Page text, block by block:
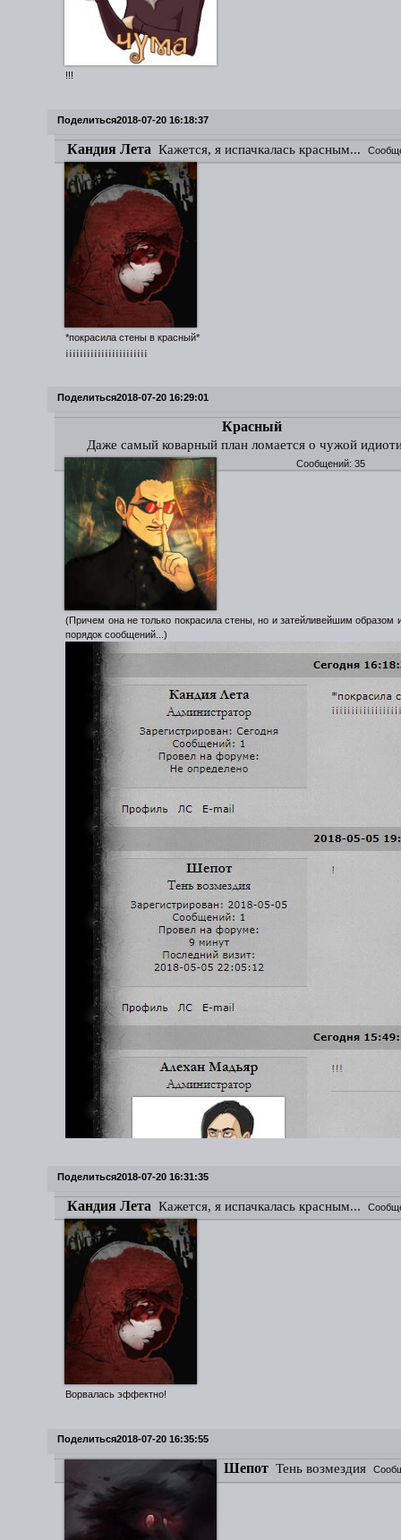
!!!
Поделиться2018-07-20 16:18:37
Кандия Лета Кажется, я испачкалась красным...
*покрасила стены в красный*
¡¡¡¡¡¡¡¡¡¡¡¡¡¡¡¡¡¡¡¡¡¡¡
Поделиться2018-07-20 16:29:01
Красный
Даже самый коварный план ломается о чужой
Сообщений: 35
(Причем она не только покрасила стены, но и затейливейшим образом
порядок сообщений...)
Поделиться2018-07-20 16:31:35
Кандия Лета Кажется, я испачкалась красным...
Ворвалась эффектно!
Поделиться2018-07-20 16:35:55
Шепот Тень возмездия